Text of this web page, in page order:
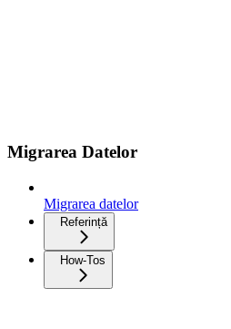
Migrarea Datelor
Migrarea datelor
Referință
How-Tos